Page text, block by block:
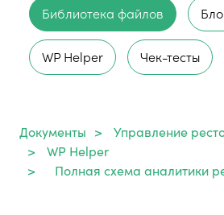
Библиотека файлов
WP Helper Чек-тесты
Документы >
Управление
>
WP Helper
>
Полная схема аналитики